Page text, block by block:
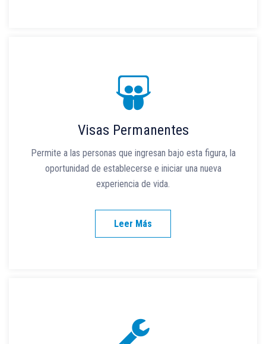
Visas Permanentes
Permite a las personas que ingresan bajo esta figura, la
oportunidad de establecerse e iniciar una nueva
experiencia de vida.
Leer Más